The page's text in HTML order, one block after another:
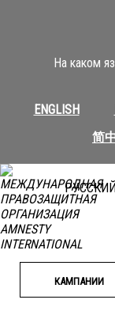
На каком
ENGLISH
简
КАМПАНИИ